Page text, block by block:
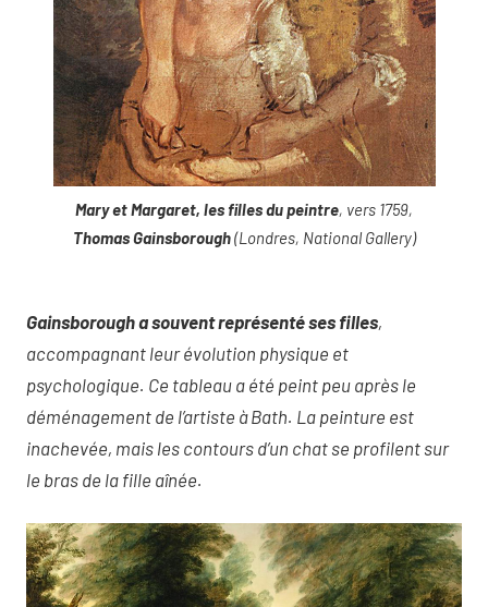
Mary et Margaret, les filles du peintre, vers 1759,
Thomas Gainsborough(Londres, National Gallery)
Gainsborough a souvent représenté ses filles,
accompagnant leur évolution physique et
psychologique. Ce tableau a été peint peu après le
déménagement de l’artiste à Bath. La peinture est
inachevée, mais les contours d’un chat se profilent sur
le bras de la fille aînée.